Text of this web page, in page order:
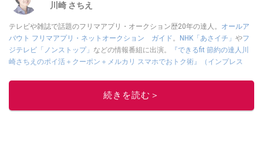
川崎 さちえ
テレビや雑誌で話題のフリマアプリ・オークション歴20年の達人。 オールア
バウト フリマアプリ・ネットオークション ガイド 。 NHK「あさイチ」 やフ
ジテレビ「ノンストップ」 などの情報番組に出演。
『できるfit 節約の達人川
崎さちえのポイ活＋クーポン＋メルカリ スマホでおトク術』（インプレス
的に稼ぐ！』（翔泳社刊）
■経歴：2003年、夫が子育てをするために、突然会社を辞める。翌月からの
続きを読む＞